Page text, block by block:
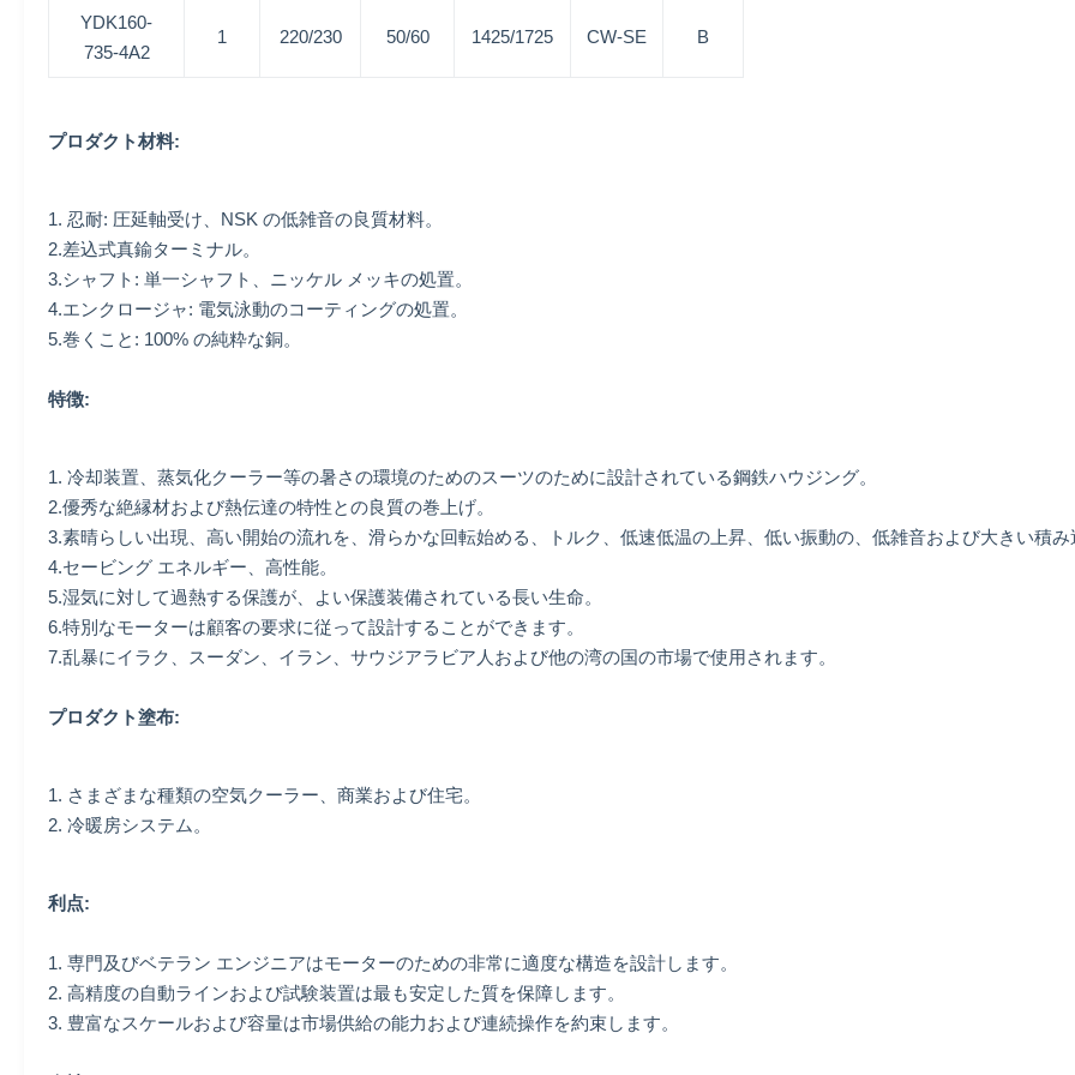
YDK160-
735-4A2
1 220/230 50/60 1425/1725 CW-SE B
プロダクト材料:
1. 忍耐: 圧延軸受け、NSK の低雑音の良質材料。
2.差込式真鍮ターミナル。
3.シャフト: 単一シャフト、ニッケル メッキの処置。
4.エンクロージャ: 電気泳動のコーティングの処置。
5.巻くこと: 100% の純粋な銅。
特徴:
1. 冷却装置、蒸気化クーラー等の暑さの環境のためのスーツのために設計されている鋼鉄ハウジング。
2.優秀な絶縁材および熱伝達の特性との良質の巻上げ。
3.素晴らしい出現、高い開始の流れを、滑らかな回転始める、トルク、低速低温の上昇、低い振動の、低雑音および大きい積み
4.セービング エネルギー、高性能。
5.湿気に対して過熱する保護が、よい保護装備されている長い生命。
6.特別なモーターは顧客の要求に従って設計することができます。
7.乱暴にイラク、スーダン、イラン、サウジアラビア人および他の湾の国の市場で使用されます。
プロダクト塗布:
1. さまざまな種類の空気クーラー、 商業および住宅。
2. 冷暖房システム。
利点:
1. 専門及びベテラン エンジニアはモーターのための非常に適度な構造を設計します。
2. 高精度の自動ラインおよび試験装置は最も安定した質を保障します。
3. 豊富なスケールおよび容量は市場供給の能力および連続操作を約束します。